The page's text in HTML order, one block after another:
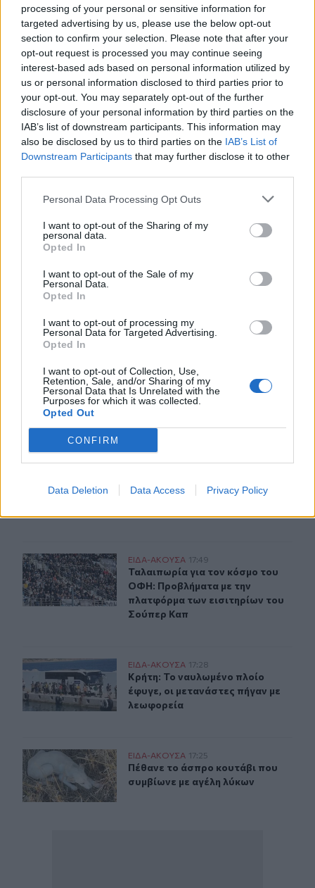
processing of your personal or sensitive information for
targeted advertising by us, please use the below opt-out
section to confirm your selection. Please note that after your
opt-out request is processed you may continue seeing
interest-based ads based on personal information utilized by
us or personal information disclosed to third parties prior to
your opt-out. You may separately opt-out of the further
disclosure of your personal information by third parties on the
IAB’s list of downstream participants. This information may
also be disclosed by us to third parties on the IAB’s List of
Downstream Participants that may further disclose it to other
Personal Data Processing Opt Outs
I want to opt-out of the Sharing of my
personal data.
Opted In
I want to opt-out of the Sale of my
Personal Data.
Opted In
I want to opt-out of processing my
Personal Data for Targeted Advertising.
Opted In
I want to opt-out of Collection, Use,
Retention, Sale, and/or Sharing of my
Personal Data that Is Unrelated with the
Purposes for which it was collected.
Opted Out
CONFIRM
Data Deletion Data Access Privacy Policy
12:21
Δήμος Βιάννου: Χιλιάδες επισκέπτες κάθε ηλικίας στην
8η Γιορτή Μπανάνας
12:14
Συνεδρίασε η Επιτροπή Εκτίμησης Κινδύνου λόγω των
υψηλών θερμοκρασιών και της ενίσχυσης των ανέμων
ΠΕΡΙΣΣΟΤΕΡΑ
ΣΧΕΤΙΚA AΡΘΡΑ
ΕΛ.ΑΣ Κρήτη: Ποιοι αξιωματικοί προήχθησαν - Όλα τα
ΕΙΔΑ-ΑΚΟΥΣΑ 18:09
ΕΛ.ΑΣ Κρήτη: Ποιοι αξιωματικοί
ΕΛ.ΑΣ Κρήτη: Ποιοι αξιωματικοί
Προσοχή! Ο ΕΦΚΑ… δαγκώνει τους ανυποψίαστους
Προσοχή! Ο ΕΦΚΑ… δαγκώνει τους
Προσοχή! Ο ΕΦΚΑ… δαγκώνει
τους ανυποψίαστους πολίτες!
Γιώργος Σφακιανάκης: Η παρέμβαση για το
ΕΙΔΑ-ΑΚΟΥΣΑ
Γιώργος Σφακιανάκης: Η
Γιώργος Σφακιανάκης: Η
μεταναστευτικό με φόντο τη
Ταλαιπωρία για τον κόσμο του ΟΦΗ: Προβλήματα με
ΕΙΔΑ-ΑΚΟΥΣΑ 17:49
Ταλαιπωρία για τον κόσμο του
Ταλαιπωρία για τον κόσμο του
ΟΦΗ: Προβλήματα με την
πλατφόρμα των εισιτηρίων του
Σούπερ Καπ
Κρήτη: Το ναυλωμένο πλοίο έφυγε, οι μετανάστες
ΕΙΔΑ-ΑΚΟΥΣΑ 17:28
Κρήτη: Το ναυλωμένο πλοίο έφυγε,
Κρήτη: Το ναυλωμένο πλοίο
έφυγε, οι μετανάστες πήγαν με
λεωφορεία
Πέθανε το άσπρο κουτάβι που συμβίωνε με αγέλη λύκων
ΕΙΔΑ-ΑΚΟΥΣΑ 17:25
Πέθανε το άσπρο κουτάβι που
Πέθανε το άσπρο κουτάβι που
συμβίωνε με αγέλη λύκων